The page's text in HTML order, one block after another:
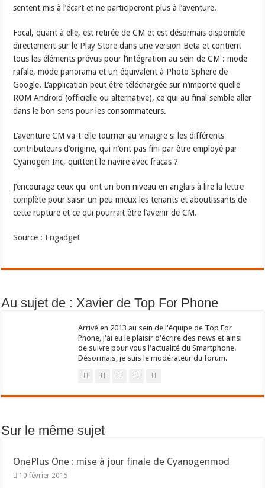
sentent mis à l’écart et ne participeront plus à l’aventure.
Focal, quant à elle, est retirée de CM et est désormais disponible
directement sur le Play Store dans une version Beta et contient
tous les éléments prévus pour l’intégration au sein de CM : mode
rafale, mode panorama et un équivalent à Photo Sphere de
Google. L’application peut être téléchargée sur n’importe quelle
ROM Android (officielle ou alternative), ce qui au final semble aller
dans le bon sens pour les consommateurs.
L’aventure CM va-t-elle tourner au vinaigre si les différents
contributeurs d’origine, qui n’ont pas fini par être employé par
Cyanogen Inc, quittent le navire avec fracas ?
J’encourage ceux qui ont un bon niveau en anglais à lire la lettre
complète pour saisir un peu mieux les tenants et aboutissants de
cette rupture et ce qui pourrait être l’avenir de CM.
Source : Engadget
Au sujet de : Xavier de Top For Phone
Arrivé en 2013 au sein de l'équipe de Top For
Phone, j'ai eu le plaisir d'écrire des news et ainsi
de suivre pour vous l'actualité du Smartphone.
Désormais, je suis le modérateur du forum.
Sur le même sujet
OnePlus One : mise à jour finale de Cyanogenmod
10 février 2015